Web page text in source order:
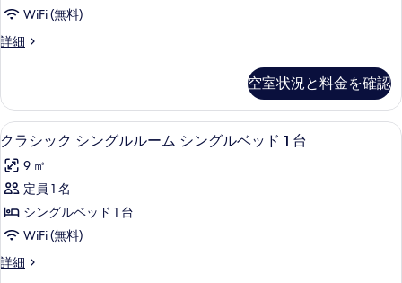
真
を
示
す
る
ム
の
て
の
写
真
を
表
示
す
WiFi (無料)
詳細
ト
ル
ー
ム
詳
細
空室状況と料金を確認
ク
ラ
シ
ッ
ク
ン
クラシック シングルルーム シング
7
クラシック シングルルーム シングルベッド 1 台
9 ㎡
定員 1 名
シングルベッド 1 台
WiFi (無料)
詳細
ク